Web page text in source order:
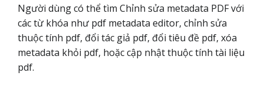
Người dùng có thể tìm Chỉnh sửa metadata PDF với
các từ khóa như pdf metadata editor, chỉnh sửa
thuộc tính pdf, đổi tác giả pdf, đổi tiêu đề pdf, xóa
metadata khỏi pdf, hoặc cập nhật thuộc tính tài liệu
pdf.